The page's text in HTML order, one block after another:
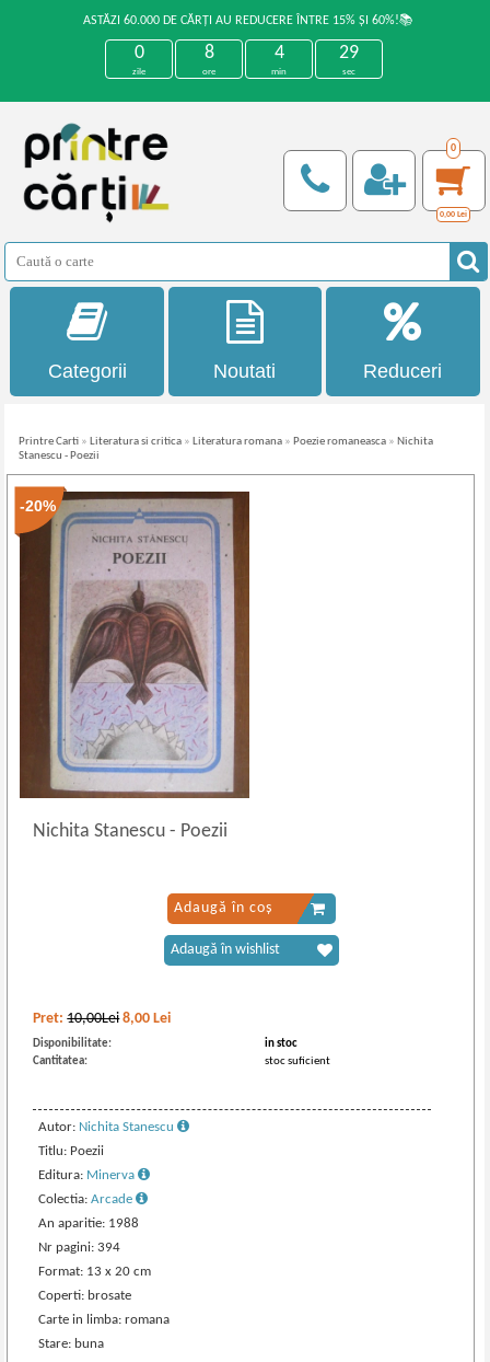
ASTĂZI 60.000 DE CĂRȚI AU REDUCERE ÎNTRE 15% ȘI 60%!📚
0
zile
8
ore
4
min
29
sec
0
0,00 Lei
Categorii Noutati Reduceri
Printre Carti » Literatura si critica » Literatura romana » Poezie romaneasca » Nichita
Stanescu - Poezii
-20%
Nichita Stanescu- Poezii
Pret:10,00Lei 8,00 Lei
Disponibilitate:
in stoc
Cantitatea:
stoc suficient
Autor: Nichita Stanescu
Titlu: Poezii
Editura: Minerva
Colectia:Arcade
An aparitie: 1988
Nr pagini: 394
Format: 13 x 20 cm
Coperti: brosate
Carte in limba: romana
Stare: buna
Adaugă în coș
Adaugă în wishlist